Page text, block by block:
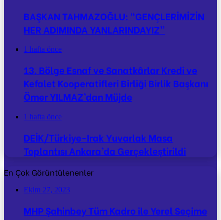
BAŞKAN TAHMAZOĞLU: “GENÇLERİMİZİN
HER ADIMINDA YANLARINDAYIZ”
1 hafta önce
13. Bölge Esnaf ve Sanatkârlar Kredi ve
Kefalet Kooperatifleri Birliği Birlik Başkanı
Ömer YILMAZ’dan Müjde
1 hafta önce
DEİK/Türkiye-Irak Yuvarlak Masa
Toplantısı Ankara’da Gerçekleştirildi
En Çok Görüntülenenler
Ekim 27, 2023
MHP Şahinbey Tüm Kadro ile Yerel Seçime